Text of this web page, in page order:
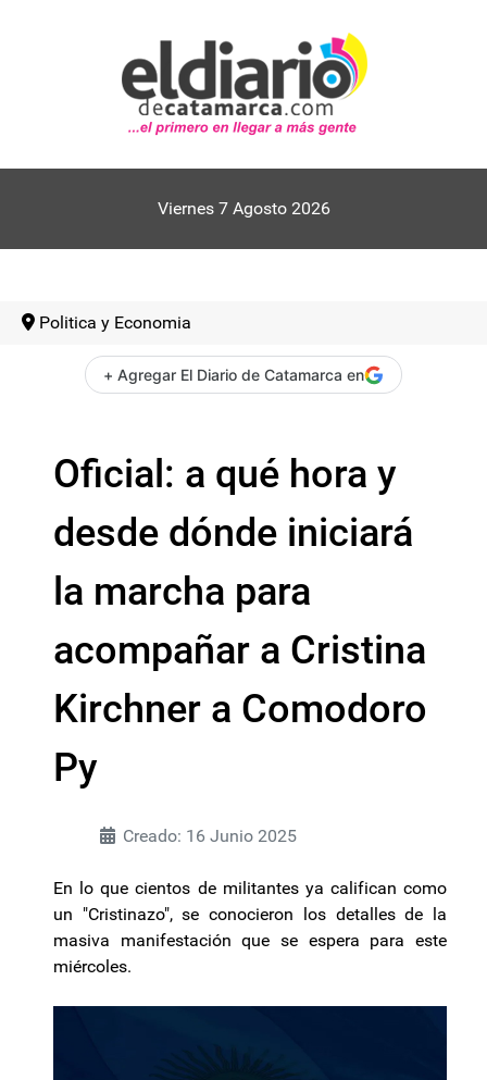
Viernes 7 Agosto 2026
Politica y Economia
+ Agregar El Diario de Catamarca en
Oficial: a qué hora y
desde dónde iniciará
la marcha para
acompañar a Cristina
Kirchner a Comodoro
Py
Creado: 16 Junio 2025
En lo que cientos de militantes ya califican como
un "Cristinazo", se conocieron los detalles de la
masiva manifestación que se espera para este
miércoles.